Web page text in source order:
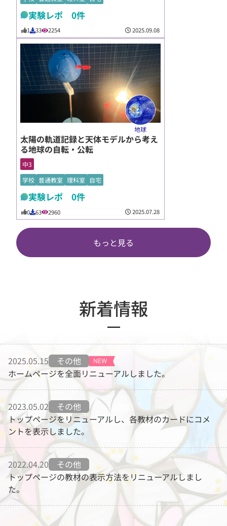
実験レポ 0件
1 33 2254 2025.09.08
地球
太陽の軌道記録と天体モデルから考え
る地球の自転・公転
中3
学校 普通教室 理科室 自宅
実験レポ 0件
0 63 2960 2025.07.28
もっと見る
新着情報
2025.05.15 その他 NEW
ホームページを全面リニューアルしました。
2023.05.02
その他
トップページをリニューアルし、各教材のカードにコメ
ントを表示しました。
2022.04.20
その他
トップページの教材の表示方法をリニューアルしまし
た。